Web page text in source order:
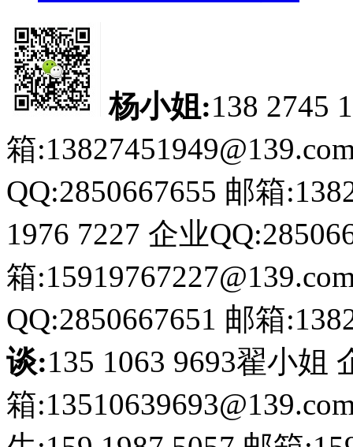
杨小姐:138 2745
箱
QQ:2850667655 邮箱
1976 7227 企业
箱
QQ:2850667651 邮箱
谈:135 1063 9693翟小姐
箱